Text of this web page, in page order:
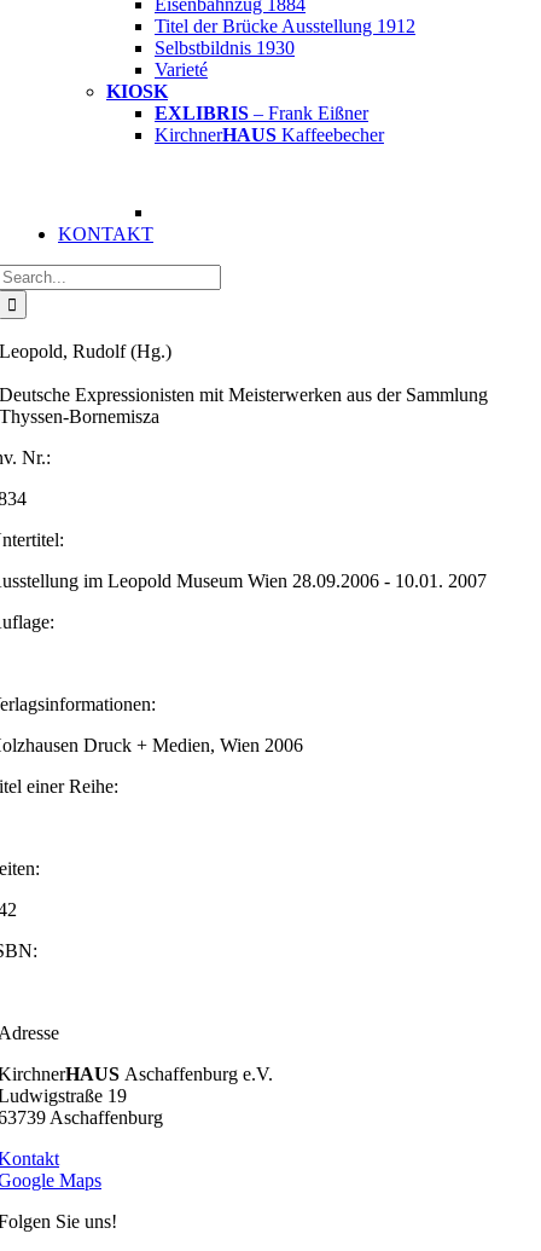
Eisenbahnzug 1884
Titel der Brücke Ausstellung 1912
Selbstbildnis 1930
Varieté
KIOSK
EXLIBRIS – Frank Eißner
KirchnerHAUS Kaffeebecher
KONTAKT
Leopold, Rudolf (Hg.)
Deutsche Expressionisten mit Meisterwerken aus der Sammlung
Thyssen-Bornemisza
Nr.:
im Leopold Museum Wien 28.09.2006 - 10.01. 2007
Druck + Medien, Wien 2006
einer Reihe:
HAUS Aschaffenburg e.V.
19
Aschaffenburg
Maps
Sie uns!